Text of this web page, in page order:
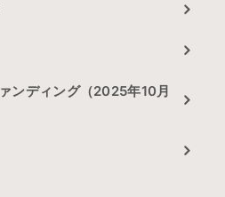
ンディング（2025年10月